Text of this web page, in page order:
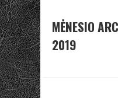
MĖNESIO
2019